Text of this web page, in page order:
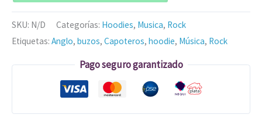
SKU: N/D Categorías: Hoodies, Musica, Rock
Etiquetas: Anglo, buzos, Capoteros, hoodie, Música, Rock
Pago seguro garantizado